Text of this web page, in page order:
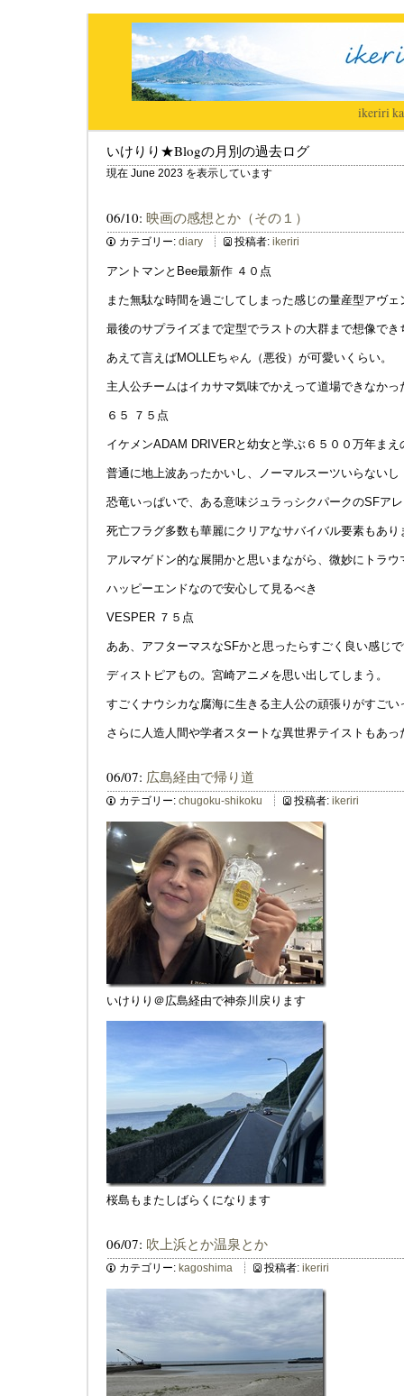
ikeriri|
いけりり★Blogの月別の過去ログ
現在 June 2023 を表示しています
06/10: 映画の感想とか（その１）
カテゴリー: diary 投稿者: ikeriri
アントマンとBee最新作 ４０点
また無駄な時間を過ごしてしまった感じの量産型アヴェ
最後のサプライズまで定型でラストの大群まで想像でき
あえて言えばMOLLEちゃん（悪役）が可愛いくらい。
主人公チームはイカサマ気味でかえって道場できなかっ
６５ ７５点
イケメンADAM DRIVERと幼女と学ぶ６５００万年まえ
普通に地上波あったかいし、ノーマルスーツいらないし
恐竜いっぱいで、ある意味ジュラっシクパークのSFア
死亡フラグ多数も華麗にクリアなサバイバル要素もあり
アルマゲドン的な展開かと思いまながら、微妙にトラウ
ハッピーエンドなので安心して見るべき
VESPER ７５点
ああ、アフターマスなSFかと思ったらすごく良い感じ
ディストピアもの。宮崎アニメを思い出してしまう。
すごくナウシカな腐海に生きる主人公の頑張りがすごい
さらに人造人間や学者スタートな異世界テイストもあっ
06/07: 広島経由で帰り道
カテゴリー: chugoku-shikoku 投稿者: ikeriri
いけりり＠広島経由で神奈川戻ります
桜島もまたしばらくになります
06/07: 吹上浜とか温泉とか
カテゴリー: kagoshima 投稿者: ikeriri